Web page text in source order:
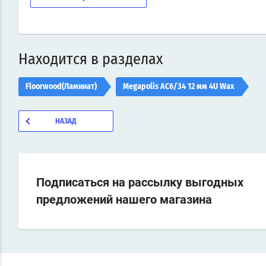
Находится в разделах
Floorwood(Ламинат) Megapolis АС6/34 12 мм 4U Wax
НАЗАД
Подписаться на рассылку выгодных
предложений нашего магазина